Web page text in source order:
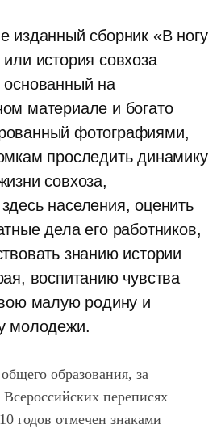
изданный сборник «В ногу
история совхоза
основанный на
материале и богато
фотографиями,
проследить динамику
совхоза,
населения, оценить
дела его работников,
знанию истории
воспитанию чувства
малую родину и
молодежи.
образования, за
переписях
годов отмечен знаками